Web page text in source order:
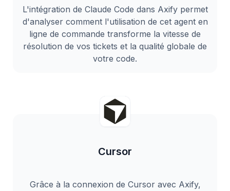
L'intégration de Claude Code dans Axify permet
d'analyser comment l'utilisation de cet agent en
ligne de commande transforme la vitesse de
résolution de vos tickets et la qualité globale de
votre code.
Cursor
Grâce à la connexion de Cursor avec Axify,